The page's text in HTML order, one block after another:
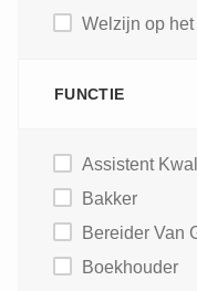
Welzijn op
FUNCTIE
Assistent
Bakker
Bereider Van
Boekhouder